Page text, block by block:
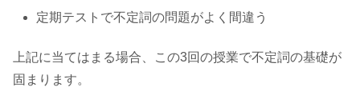
定期テストで不定詞の問題がよく間違う
上記に当てはまる場合、この3回の授業で不定詞の基礎が
固まります。